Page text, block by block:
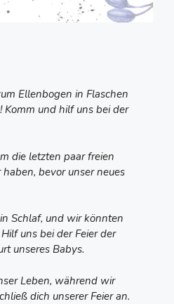
Ellenbogen in Flaschen
und hilf uns bei der
die letzten paar freien
bevor unser neues
Schlaf, und wir könnten
uns bei der Feier der
unseres Babys.
Leben, während wir
dich unserer Feier an.